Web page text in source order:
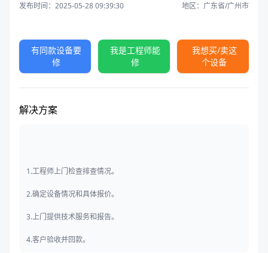
发布时间：2025-05-28 09:39:30 地区：广东省/广州市
有同款设备要
修
我是工程师能
修
我想买/卖这
个设备
解决方案
1.工程师上门检查排查情况。
2.确定设备情况和具体报价。
3.上门提供技术服务和报告。
4.客户验收并回款。